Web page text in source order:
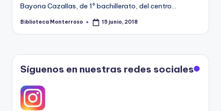
Bayona Cazallas, de 1º bachillerato, del centro…
Publicado
Biblioteca Monterroso 15 junio, 2018
Síguenos en nuestras redes sociales